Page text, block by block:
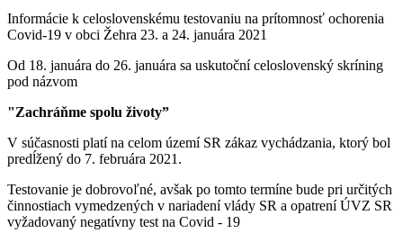
Informácie k celoslovenskému testovaniu na prítomnosť ochorenia
Covid-19 v obci Žehra 23. a 24. januára 2021
Od 18. januára do 26. januára sa uskutoční celoslovenský skríning
pod názvom
"Zachráňme spolu životy”
V súčasnosti platí na celom území SR zákaz vychádzania, ktorý bol
predĺžený do 7. februára 2021.
Testovanie je dobrovoľné, avšak po tomto termíne bude pri určitých
činnostiach vymedzených v nariadení vlády SR a opatrení ÚVZ SR
vyžadovaný negatívny test na Covid - 19